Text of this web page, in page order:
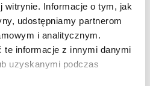
witrynie. Informacje o tym, jak
udostępniamy partnerom
i analitycznym.
te informacje z innymi danymi
uzyskanymi podczas